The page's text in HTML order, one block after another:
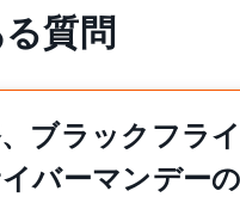
質問
ブラックフラ
バーマンデー